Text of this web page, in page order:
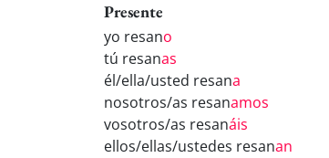
Presente
yo resano
tú resanas
él/ella/usted resana
nosotros/as resanamos
vosotros/as resanáis
ellos/ellas/ustedes resanan